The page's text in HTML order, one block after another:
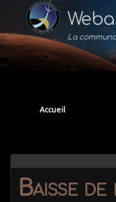
La
Accueil
Baisse